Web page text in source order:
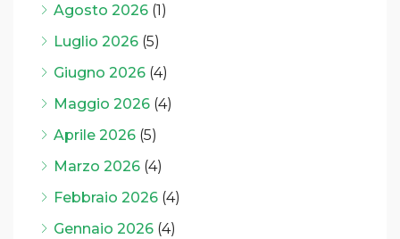
Agosto 2026 (1)
Luglio 2026 (5)
Giugno 2026 (4)
Maggio 2026 (4)
Aprile 2026 (5)
Marzo 2026 (4)
Febbraio 2026 (4)
Gennaio 2026 (4)